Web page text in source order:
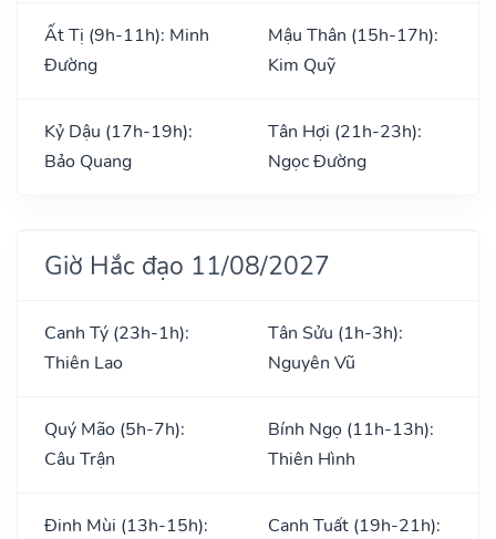
Ất Tị (9h-11h): Minh
Đường
Mậu Thân (15h-17h):
Kim Quỹ
Kỷ Dậu (17h-19h):
Bảo Quang
Tân Hợi (21h-23h):
Ngọc Đường
Giờ Hắc đạo 11/08/2027
Canh Tý (23h-1h):
Thiên Lao
Tân Sửu (1h-3h):
Nguyên Vũ
Quý Mão (5h-7h):
Câu Trận
Bính Ngọ (11h-13h):
Thiên Hình
Đinh Mùi (13h-15h):
Canh Tuất (19h-21h):